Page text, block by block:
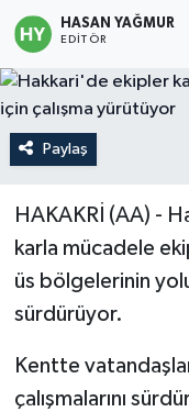
HASAN YAĞMUR
EDITÖR
Paylaş
HAKAKRİ (AA) -
karla mücadele
üs bölgelerinin
sürdürüyor.
Kentte
çalışmalarını
Kültür & Sanat
Magazin
Politika
Sağlık
Spor
Teknoloji
Son Dakika
Haber Arşivi